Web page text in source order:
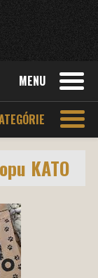
MENU
KATO